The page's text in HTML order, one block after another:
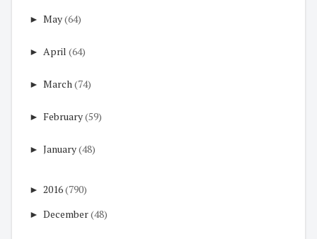
► May(64)
► April (64)
► March(74)
► February(59)
► January(48)
► 2016(790)
► December(48)